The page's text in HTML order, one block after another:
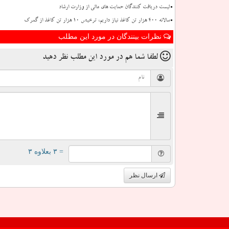
لیست دریافت كنندگان حمایت های مالی از وزارت ارشاد
سالانه ۴۰۰ هزار تن كاغذ نیاز داریم، ترخیص ۱۰ هزار تن كاغذ از گمرك
نظرات بینندگان در مورد این مطلب
لطفا شما هم در مورد این مطلب نظر دهید
= ۳ بعلاوه ۳
ارسال نظر